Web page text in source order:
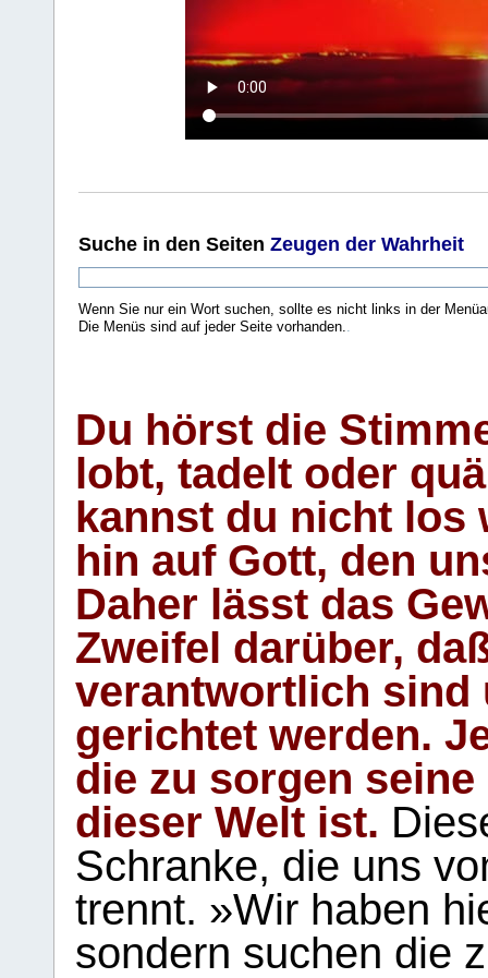
Suche in den Seiten Zeugen der Wahrheit
Wenn Sie nur ein Wort suchen, sollte es nicht links in der
Die Menüs sind auf jeder Seite vorhanden..
Du hörst die
lobt, tadelt oder
kannst du nicht los
hin auf Gott, den
Daher lässt das
Zweifel darüber,
verantwortlich sind
gerichtet werden.
die zu sorgen
dieser Welt ist.
Schranke, die uns
trennt. »Wir haben
sondern suchen die